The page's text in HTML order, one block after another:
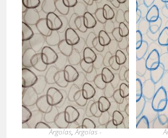
Argolas,Argolas -